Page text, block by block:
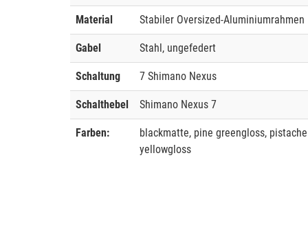
Material Stabiler Oversized-Aluminiumrahmen
Gabel Stahl, ungefedert
Schaltung 7 Shimano Nexus
Schalthebel Shimano Nexus 7
Farben:
blackmatte, pine greengloss,
yellowgloss